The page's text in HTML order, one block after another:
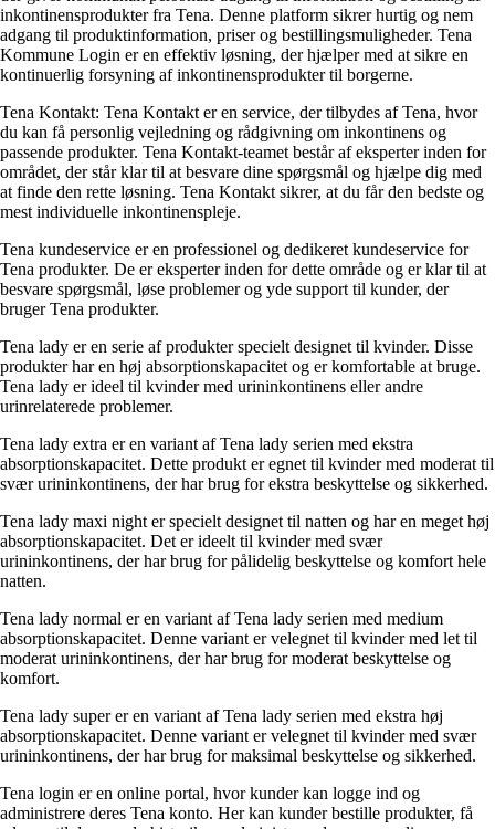
inkontinensprodukter fra Tena. Denne platform sikrer hurtig og nem
adgang til produktinformation, priser og bestillingsmuligheder. Tena
Kommune Login er en effektiv løsning, der hjælper med at sikre en
kontinuerlig forsyning af inkontinensprodukter til borgerne.
Tena Kontakt: Tena Kontakt er en service, der tilbydes af Tena, hvor
du kan få personlig vejledning og rådgivning om inkontinens og
passende produkter. Tena Kontakt-teamet består af eksperter inden for
området, der står klar til at besvare dine spørgsmål og hjælpe dig med
at finde den rette løsning. Tena Kontakt sikrer, at du får den bedste og
mest individuelle inkontinenspleje.
Tena kundeservice er en professionel og dedikeret kundeservice for
Tena produkter. De er eksperter inden for dette område og er klar til at
besvare spørgsmål, løse problemer og yde support til kunder, der
bruger Tena produkter.
Tena lady er en serie af produkter specielt designet til kvinder. Disse
produkter har en høj absorptionskapacitet og er komfortable at bruge.
Tena lady er ideel til kvinder med urininkontinens eller andre
urinrelaterede problemer.
Tena lady extra er en variant af Tena lady serien med ekstra
absorptionskapacitet. Dette produkt er egnet til kvinder med moderat til
svær urininkontinens, der har brug for ekstra beskyttelse og sikkerhed.
Tena lady maxi night er specielt designet til natten og har en meget høj
absorptionskapacitet. Det er ideelt til kvinder med svær
urininkontinens, der har brug for pålidelig beskyttelse og komfort hele
natten.
Tena lady normal er en variant af Tena lady serien med medium
absorptionskapacitet. Denne variant er velegnet til kvinder med let til
moderat urininkontinens, der har brug for moderat beskyttelse og
komfort.
Tena lady super er en variant af Tena lady serien med ekstra høj
absorptionskapacitet. Denne variant er velegnet til kvinder med svær
urininkontinens, der har brug for maksimal beskyttelse og sikkerhed.
Tena login er en online portal, hvor kunder kan logge ind og
administrere deres Tena konto. Her kan kunder bestille produkter, få